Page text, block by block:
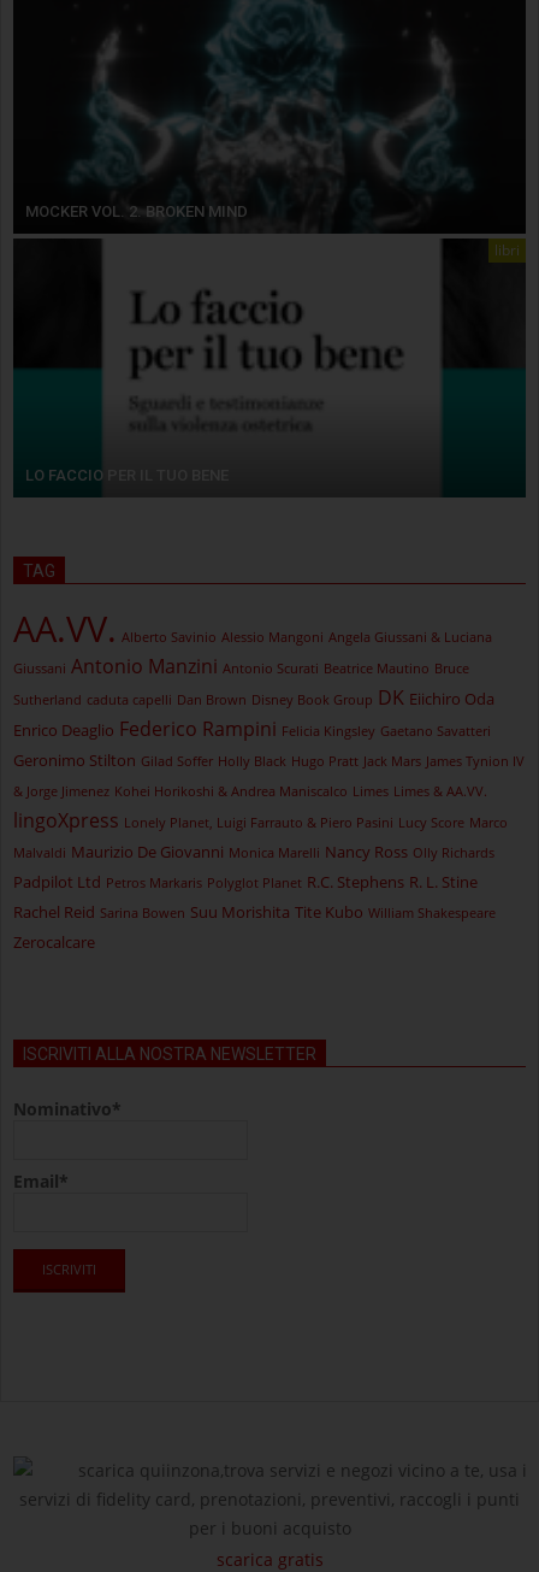
MOCKER VOL. 2. BROKEN MIND
libri
LO FACCIO PER IL TUO BENE
TAG
AA.VV. Alberto Savinio Alessio Mangoni Angela Giussani & Luciana
Giussani Antonio Manzini Antonio Scurati Beatrice Mautino Bruce
Sutherland caduta capelli Dan Brown Disney Book Group DK Eiichiro Oda
Enrico Deaglio Federico Rampini Felicia Kingsley Gaetano Savatteri
Geronimo Stilton Gilad Soffer Holly Black Hugo Pratt Jack Mars James Tynion IV
& Jorge Jimenez Kohei Horikoshi & Andrea Maniscalco Limes Limes & AA.VV.
lingoXpress Lonely Planet, Luigi Farrauto & Piero Pasini Lucy Score Marco
Malvaldi Maurizio De Giovanni Monica Marelli Nancy Ross Olly Richards
Padpilot Ltd Petros Markaris Polyglot Planet R.C. Stephens R. L. Stine
Rachel Reid Sarina Bowen Suu Morishita Tite Kubo William Shakespeare
Zerocalcare
ISCRIVITI ALLA NOSTRA NEWSLETTER
Nominativo*
Email*
scarica quiinzona,trova servizi e negozi vicino a te, usa i
servizi di fidelity card, prenotazioni, preventivi, raccogli i punti
per i buoni acquisto
scarica gratis